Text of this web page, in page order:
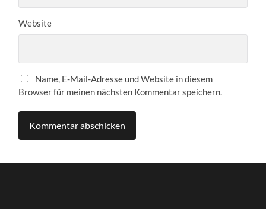
Website
Name, E-Mail-Adresse und Website in diesem
Browser für meinen nächsten Kommentar speichern.